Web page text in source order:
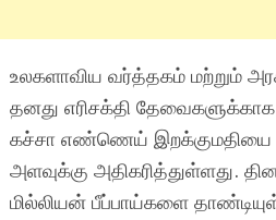
உலகளாவிய வர்த்தகம் மற்றும்
தனது எரிசக்தி
கச்சா எண்ணெய் இறக்குமதியை
அளவுக்கு அதிகரித்துள்ளது.
மில்லியன் பீப்பாய்களை